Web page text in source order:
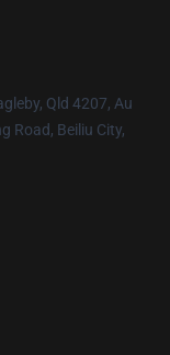
Qld 4207, Au
Road, Beiliu City,